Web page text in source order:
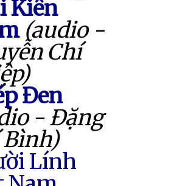
Kiên
(audio -
Chí
Đen
- Đặng
Bình)
Lính